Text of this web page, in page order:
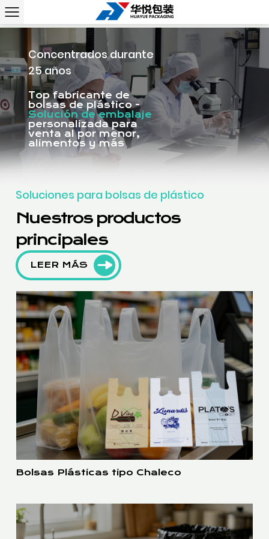
Concentrados durante
25 años
Top fabricante de
bolsas de plástico -
Solución de embalaje
personalizada para
venta al por menor,
alimentos y más
Soluciones para bolsas de plástico
Nuestros productos
principales
LEER MÁS
Bolsas Plásticas tipo Chaleco